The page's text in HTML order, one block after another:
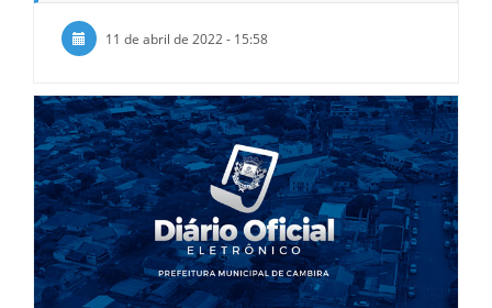
11 de abril de 2022 - 15:58